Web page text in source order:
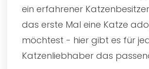
ein erfahrener
das erste Mal eine Katze
möchtest - hier gibt es für
Katzenliebhaber das